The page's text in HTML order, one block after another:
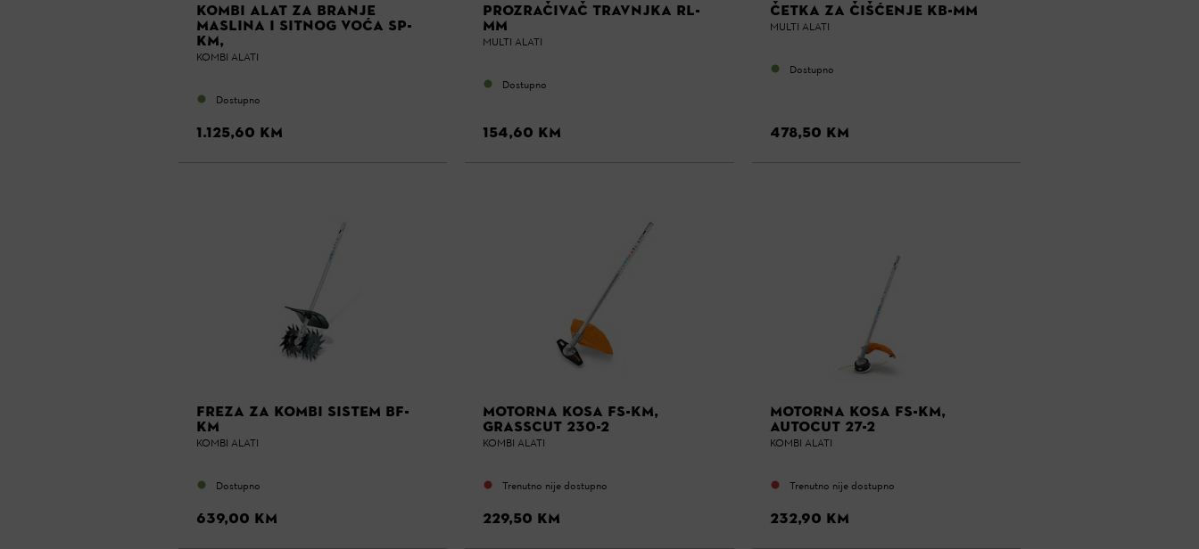
KOMBI ALAT ZA BRANJE
MASLINA I SITNOG VOĆA SP-
KM,
KOMBI ALATI
Dostupno
1.125,60 KM
PROZRAČIVAČ TRAVNJKA RL-
MM
MULTI ALATI
Dostupno
154,60 KM
ČETKA ZA ČIŠĆENJE KB-MM
MULTI ALATI
Dostupno
478,50 KM
FREZA ZA KOMBI SISTEM BF-
KM
KOMBI ALATI
Dostupno
639,00 KM
MOTORNA KOSA FS-KM,
GRASSCUT 230-2
KOMBI ALATI
Trenutno nije dostupno
229,50 KM
MOTORNA KOSA FS-KM,
AUTOCUT 27-2
KOMBI ALATI
Trenutno nije dostupno
232,90 KM